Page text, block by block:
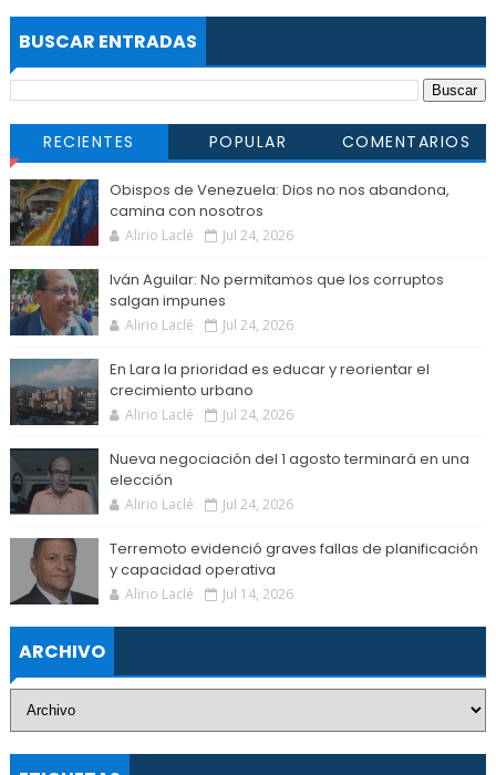
BUSCAR ENTRADAS
RECIENTES POPULAR COMENTARIOS
Obispos de Venezuela: Dios no nos abandona,
camina con nosotros
Alirio Laclé Jul 24, 2026
Iván Aguilar: No permitamos que los corruptos
salgan impunes
Alirio Laclé Jul 24, 2026
En Lara la prioridad es educar y reorientar el
crecimiento urbano
Alirio Laclé Jul 24, 2026
Nueva negociación del 1 agosto terminará en una
elección
Alirio Laclé Jul 24, 2026
Terremoto evidenció graves fallas de planificación
y capacidad operativa
Alirio Laclé Jul 14, 2026
ARCHIVO